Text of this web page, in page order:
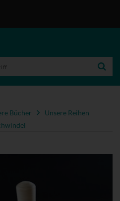
Bücher
Unsere Reihen